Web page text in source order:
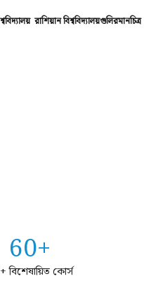
রাশিয়ান বিশ্ববিদ্যালয়গুলিরমানচিত্র
60+
বিশেষায়িত কোর্স